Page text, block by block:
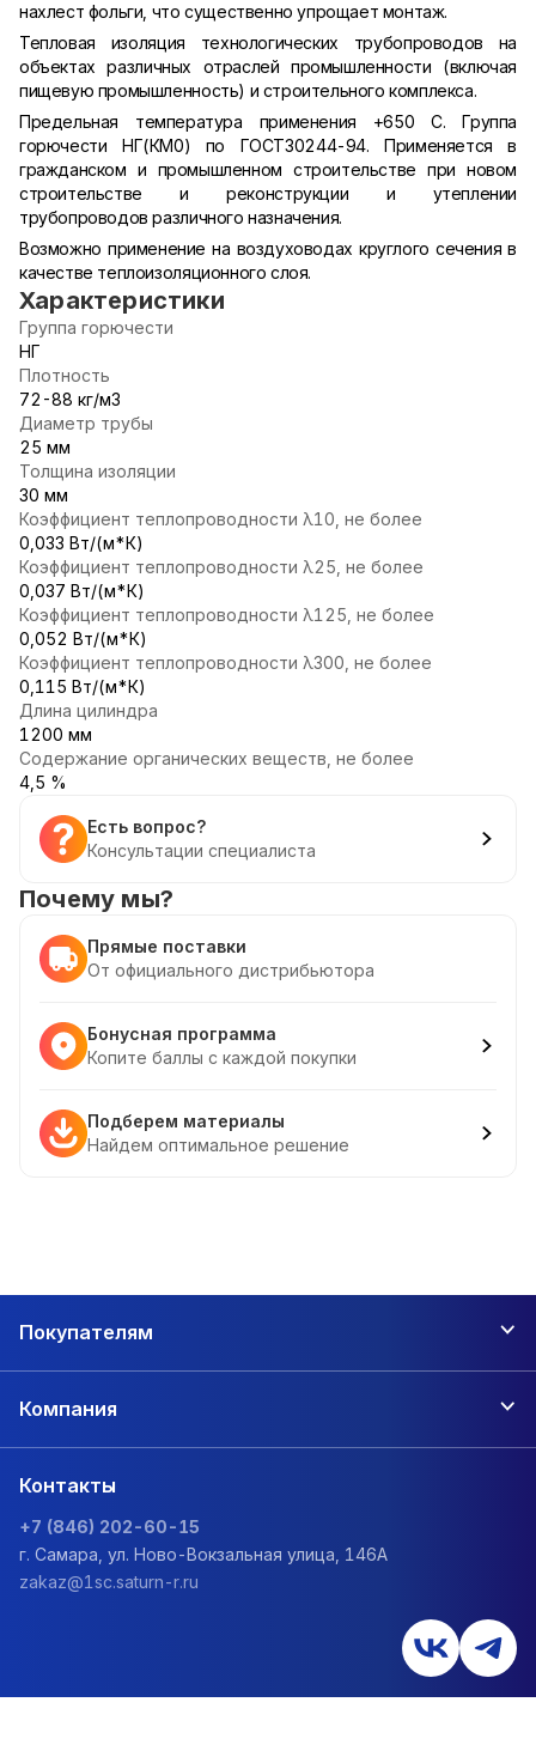
нахлест фольги, что существенно упрощает монтаж.
Тепловая изоляция технологических трубопроводов на
объектах различных отраслей промышленности (включая
пищевую промышленность) и строительного комплекса.
Предельная температура применения +650 С. Группа
горючести НГ(КМ0) по ГОСТ30244-94. Применяется в
гражданском и промышленном строительстве при новом
строительстве и реконструкции и утеплении
трубопроводов различного назначения.
Возможно применение на воздуховодах круглого сечения в
качестве теплоизоляционного слоя.
Характеристики
Группа горючести
НГ
Плотность
72-88 кг/м3
Диаметр трубы
25 мм
Толщина изоляции
30 мм
Коэффициент теплопроводности λ10, не более
0,033 Вт/(м*К)
Коэффициент теплопроводности λ25, не более
0,037 Вт/(м*К)
Коэффициент теплопроводности λ125, не более
0,052 Вт/(м*К)
Коэффициент теплопроводности λ300, не более
0,115 Вт/(м*К)
Длина цилиндра
1200 мм
Содержание органических веществ, не более
4,5 %
Есть вопрос?
Консультации специалиста
Почему мы?
Прямые поставки
От официального дистрибьютора
Бонусная программа
Копите баллы с каждой покупки
Подберем материалы
Найдем оптимальное решение
Покупателям
Компания
Контакты
+7 (846) 202-60-15
г. Самара, ул. Ново-Вокзальная улица, 146А
zakaz@1sc.saturn-r.ru